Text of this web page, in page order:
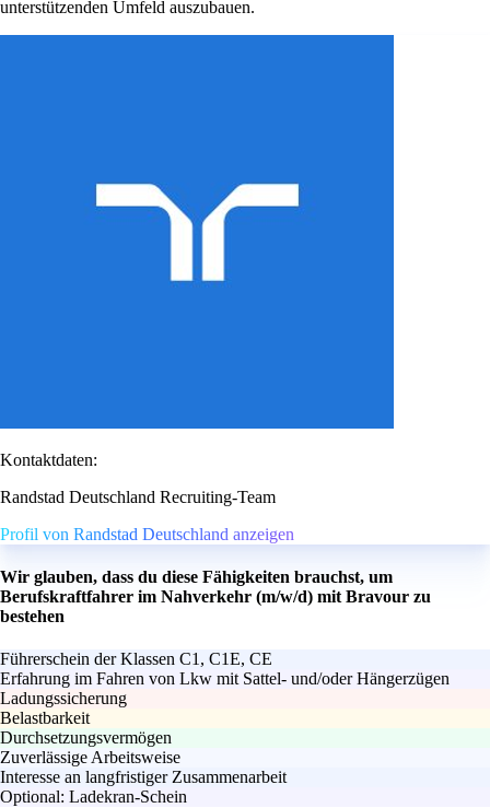
unterstützenden Umfeld auszubauen.
Kontaktdaten:
Randstad Deutschland Recruiting-Team
Profil von Randstad Deutschland anzeigen
Wir glauben, dass du diese Fähigkeiten brauchst, um
Berufskraftfahrer im Nahverkehr (m/w/d) mit Bravour zu
bestehen
Führerschein der Klassen C1, C1E, CE
Erfahrung im Fahren von Lkw mit Sattel- und/oder Hängerzügen
Ladungssicherung
Belastbarkeit
Durchsetzungsvermögen
Zuverlässige Arbeitsweise
Interesse an langfristiger Zusammenarbeit
Optional: Ladekran-Schein